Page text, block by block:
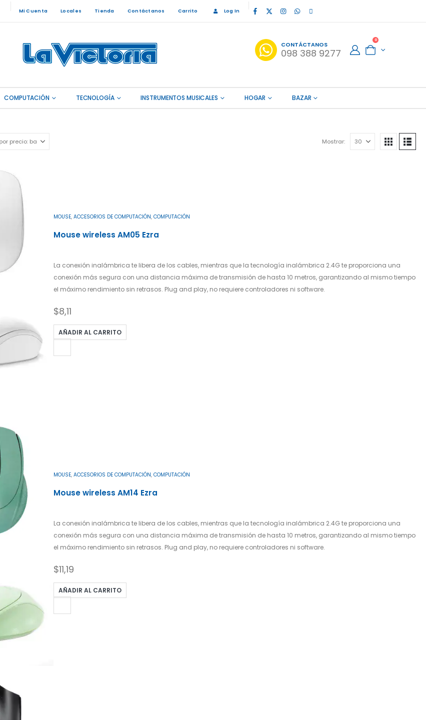
Mi Cuenta Locales Tienda Contáctanos Carrito Log In
CONTÁCTANOS
098 388 9277
0
COMPUTACIÓN TECNOLOGÍA INSTRUMENTOS MUSICALES HOGAR BAZAR
Mostrar:
MOUSE, ACCESORIOS DE COMPUTACIÓN, COMPUTACIÓN
Mouse wireless AM05 Ezra
La conexión inalámbrica te libera de los cables, mientras que la tecnología inalámbrica 2.4G te proporciona una
conexión más segura con una distancia máxima de transmisión de hasta 10 metros, garantizando al mismo tiempo
el máximo rendimiento sin retrasos. Plug and play, no requiere controladores ni software.
$8,11
AÑADIR AL CARRITO
MOUSE, ACCESORIOS DE COMPUTACIÓN, COMPUTACIÓN
Mouse wireless AM14 Ezra
La conexión inalámbrica te libera de los cables, mientras que la tecnología inalámbrica 2.4G te proporciona una
conexión más segura con una distancia máxima de transmisión de hasta 10 metros, garantizando al mismo tiempo
el máximo rendimiento sin retrasos. Plug and play, no requiere controladores ni software.
$11,19
AÑADIR AL CARRITO